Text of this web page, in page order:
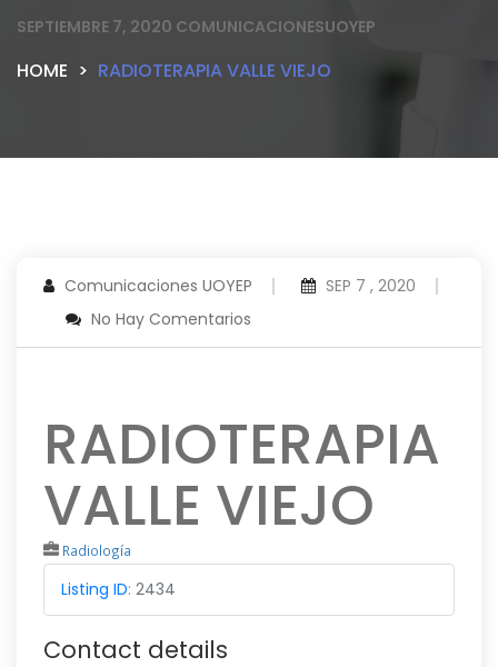
SEPTIEMBRE 7, 2020 COMUNICACIONESUOYEP
HOME RADIOTERAPIA VALLE VIEJO
Comunicaciones UOYEP
SEP 7 , 2020
No Hay Comentarios
RADIOTERAPIA
VALLE VIEJO
Radiología
Listing ID: 2434
Contact details